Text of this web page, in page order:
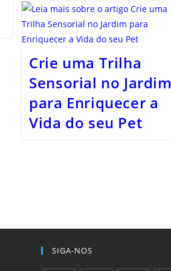
Crie uma Trilha
Sensorial no Jardim
para Enriquecer a
Vida do seu Pet
SIGA-NOS